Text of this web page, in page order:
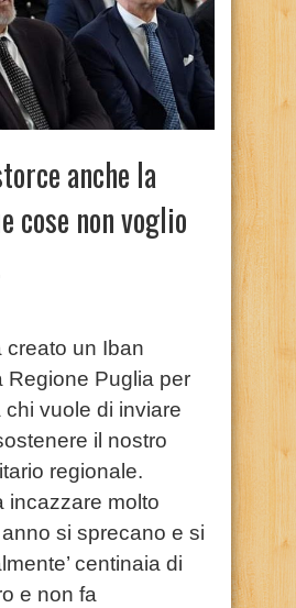
anche la
cose non voglio
creato un Iban
Regione Puglia per
vuole di inviare
il nostro
regionale.
incazzare molto
si sprecano e si
centinaia di
e non fa